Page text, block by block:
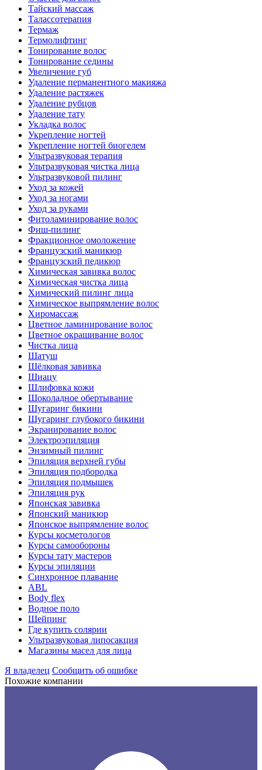
Тайский массаж
Талассотерапия
Термаж
Термолифтинг
Тонирование волос
Тонирование седины
Увеличение губ
Удаление перманентного макияжа
Удаление растяжек
Удаление рубцов
Удаление тату
Укладка волос
Укрепление ногтей
Укрепление ногтей биогелем
Ультразвуковая терапия
Ультразвуковая чистка лица
Ультразвуковой пилинг
Уход за кожей
Уход за ногами
Уход за руками
Фитоламинирование волос
Фиш-пилинг
Фракционное омоложение
Французский маникюр
Французский педикюр
Химическая завивка волос
Химическая чистка лица
Химический пилинг лица
Химическое выпрямление волос
Хиромассаж
Цветное ламинирование волос
Цветное окрашивание волос
Чистка лица
Шатуш
Шёлковая завивка
Шиацу
Шлифовка кожи
Шоколадное обертывание
Шугаринг бикини
Шугаринг глубокого бикини
Экранирование волос
Электроэпиляция
Энзимный пилинг
Эпиляция верхней губы
Эпиляция подбородка
Эпиляция подмышек
Эпиляция рук
Японская завивка
Японский маникюр
Японское выпрямление волос
Курсы косметологов
Курсы самообороны
Курсы тату мастеров
Курсы эпиляции
Синхронное плавание
ABL
Body flex
Водное поло
Шейпинг
Где купить солярии
Ультразвуковая липосакция
Магазины масел для лица
Я владелец Сообщить об ошибке
Похожие компании